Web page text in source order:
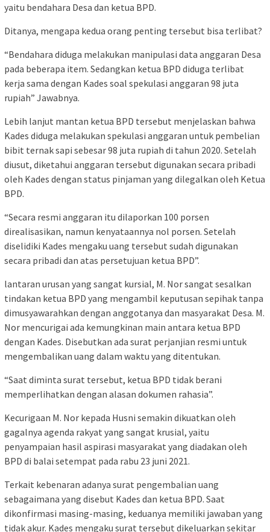
yaitu bendahara Desa dan ketua BPD.
Ditanya, mengapa kedua orang penting tersebut bisa terlibat?
“Bendahara diduga melakukan manipulasi data anggaran Desa
pada beberapa item. Sedangkan ketua BPD diduga terlibat
kerja sama dengan Kades soal spekulasi anggaran 98 juta
rupiah” Jawabnya.
Lebih lanjut mantan ketua BPD tersebut menjelaskan bahwa
Kades diduga melakukan spekulasi anggaran untuk pembelian
bibit ternak sapi sebesar 98 juta rupiah di tahun 2020. Setelah
diusut, diketahui anggaran tersebut digunakan secara pribadi
oleh Kades dengan status pinjaman yang dilegalkan oleh Ketua
BPD.
“Secara resmi anggaran itu dilaporkan 100 porsen
direalisasikan, namun kenyataannya nol porsen. Setelah
diselidiki Kades mengaku uang tersebut sudah digunakan
secara pribadi dan atas persetujuan ketua BPD”.
lantaran urusan yang sangat kursial, M. Nor sangat sesalkan
tindakan ketua BPD yang mengambil keputusan sepihak tanpa
dimusyawarahkan dengan anggotanya dan masyarakat Desa. M.
Nor mencurigai ada kemungkinan main antara ketua BPD
dengan Kades. Disebutkan ada surat perjanjian resmi untuk
mengembalikan uang dalam waktu yang ditentukan.
“Saat diminta surat tersebut, ketua BPD tidak berani
memperlihatkan dengan alasan dokumen rahasia”.
Kecurigaan M. Nor kepada Husni semakin dikuatkan oleh
gagalnya agenda rakyat yang sangat krusial, yaitu
penyampaian hasil aspirasi masyarakat yang diadakan oleh
BPD di balai setempat pada rabu 23 juni 2021.
Terkait kebenaran adanya surat pengembalian uang
sebagaimana yang disebut Kades dan ketua BPD. Saat
dikonfirmasi masing-masing, keduanya memiliki jawaban yang
tidak akur. Kades mengaku surat tersebut dikeluarkan sekitar